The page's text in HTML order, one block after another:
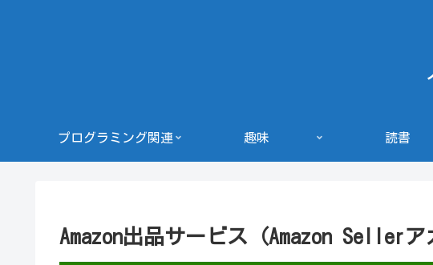
プログラミング関連 趣味 読書
Amazon出品サービス（Amazon Seller